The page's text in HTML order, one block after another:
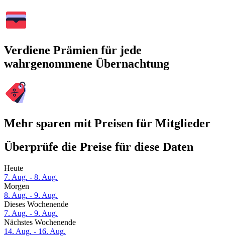
Verdiene Prämien für jede
wahrgenommene Übernachtung
Mehr sparen mit Preisen für Mitglieder
Überprüfe die Preise für diese Daten
Heute
7. Aug. - 8. Aug.
Morgen
8. Aug. - 9. Aug.
Dieses Wochenende
7. Aug. - 9. Aug.
Nächstes Wochenende
14. Aug. - 16. Aug.